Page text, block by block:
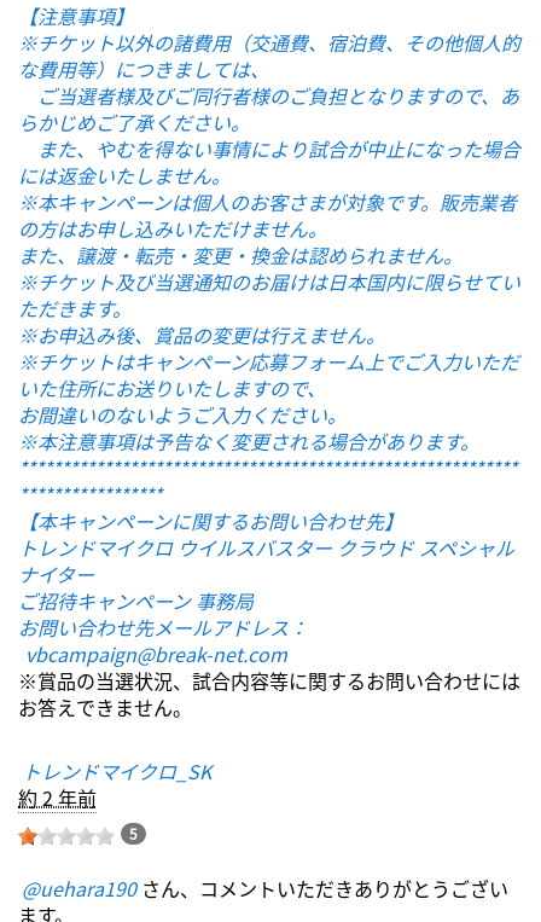
【注意事項】
※チケット以外の諸費用（交通費、宿泊費、その他個人的
な費用等）につきましては、
ご当選者様及びご同行者様のご負担となりますので、あ
らかじめご了承ください。
また、やむを得ない事情により試合が中止になった場合
には返金いたしません。
※本キャンペーンは個人のお客さまが対象です。販売業者
の方はお申し込みいただけません。
また、譲渡・転売・変更・換金は認められません。
※チケット及び当選通知のお届けは日本国内に限らせてい
ただきます。
※お申込み後、賞品の変更は行えません。
※チケットはキャンペーン応募フォーム上でご入力いただ
いた住所にお送りいたしますので、
お間違いのないようご入力ください。
※本注意事項は予告なく変更される場合があります。
***********************************************************
*****************
【本キャンペーンに関するお問い合わせ先】
トレンドマイクロ ウイルスバスター クラウド スペシャル
ナイター
ご招待キャンペーン 事務局
お問い合わせ先メールアドレス：
vbcampaign@break-net.com
※賞品の当選状況、試合内容等に関するお問い合わせには
お答えできません。
トレンドマイクロ_SK
約 2 年前
5
@uehara190さん、コメントいただきありがとうござい
ます。